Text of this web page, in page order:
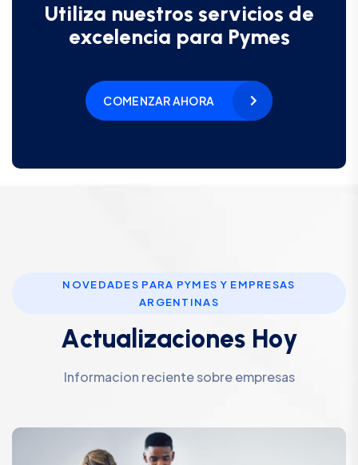
Utiliza nuestros servicios de
excelencia para Pymes
COMENZAR AHORA
NOVEDADES PARA PYMES Y EMPRESAS
ARGENTINAS
Actua izaciones Hoy
Informacion reciente sobre empresas